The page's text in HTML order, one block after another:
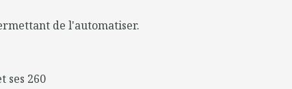
de l'automatiser.
ses 260